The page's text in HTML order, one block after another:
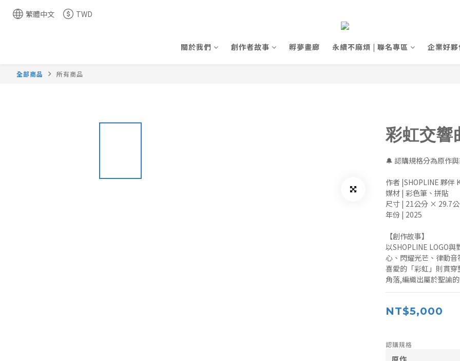
繁體中文 TWD
關於我們 創作者故事 孵夢畫廊 永續不麻煩 | 聯名專區 企業好
全部商品 所有商品
彩虹交響
🔔 認購規格分為原作
作者 |SHOPLINE 夥伴
媒材 | 彩色筆、拼貼
尺寸 | 21公分 × 29.7
年份 | 2025
【創作故事】
以SHOPLINE LOGO
心、閃耀光芒、律動
喜愛的「彩虹」則貫
角落,編織出屬於聖諭
NT$5,000
認購規格